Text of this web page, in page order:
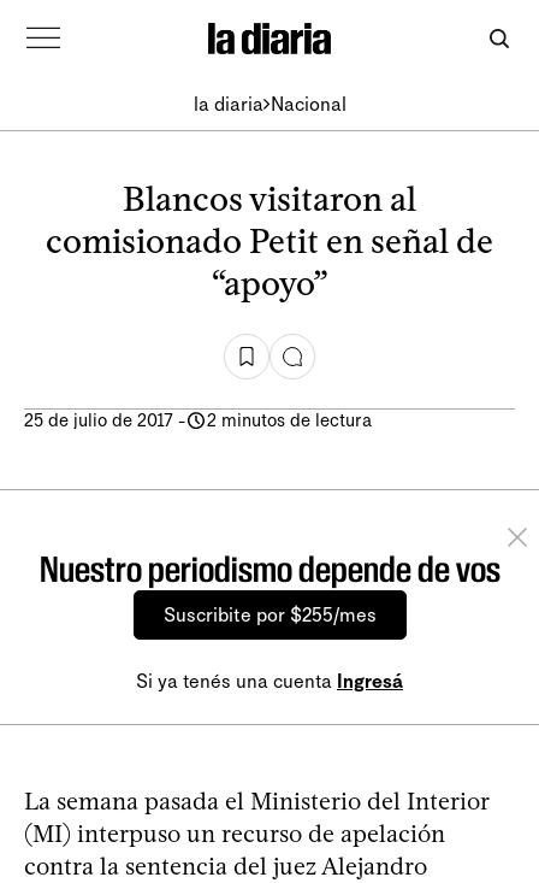
la diaria Nacional
Blancos visitaron al
comisionado Petit en señal de
“apoyo”
25 de julio de 2017 - 2 minutos de lectura
Nuestro periodismo depende de vos
Suscribite por $255/mes
Si ya tenés una cuenta Ingresá
La semana pasada el Ministerio del Interior
(MI) interpuso un recurso de apelación
contra la sentencia del juez Alejandro